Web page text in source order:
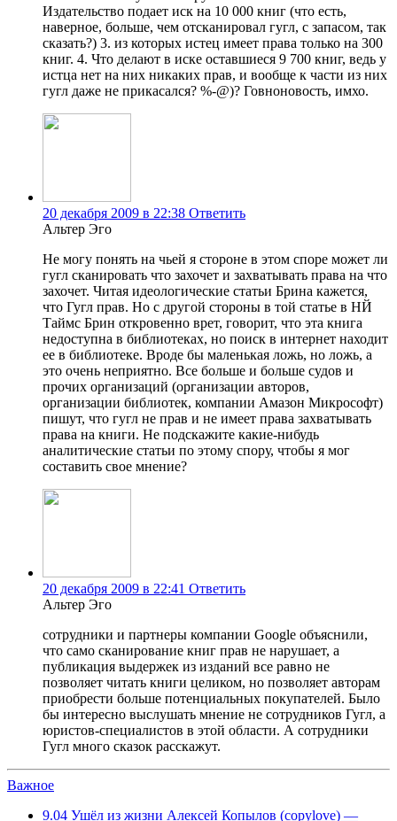
Издательство подает иск на 10 000 книг (что есть,
наверное, больше, чем отсканировал гугл, с запасом, так
сказать?) 3. из которых истец имеет права только на 300
книг. 4. Что делают в иске оставшиеся 9 700 книг, ведь у
истца нет на них никаких прав, и вообще к части из них
гугл даже не прикасался? %-@)? Говноновость, имхо.
20 декабря 2009 в 22:38 Ответить
Альтер Эго
Не могу понять на чьей я стороне в этом споре может ли
гугл сканировать что захочет и захватывать права на что
захочет. Читая идеологические статьи Брина кажется,
что Гугл прав. Но с другой стороны в той статье в НЙ
Таймс Брин откровенно врет, говорит, что эта книга
недоступна в библиотеках, но поиск в интернет находит
ее в библиотеке. Вроде бы маленькая ложь, но ложь, а
это очень неприятно. Все больше и больше судов и
прочих организаций (организации авторов,
организации библиотек, компании Амазон Микрософт)
пишут, что гугл не прав и не имеет права захватывать
права на книги. Не подскажите какие-нибудь
аналитические статьи по этому спору, чтобы я мог
составить свое мнение?
20 декабря 2009 в 22:41 Ответить
Альтер Эго
сотрудники и партнеры компании Google объяснили,
что само сканирование книг прав не нарушает, а
публикация выдержек из изданий все равно не
позволяет читать книги целиком, но позволяет авторам
приобрести больше потенциальных покупателей. Было
бы интересно выслушать мнение не сотрудников Гугл, а
юристов-специалистов в этой области. А сотрудники
Гугл много сказок расскажут.
Важное
9.04 Ушёл из жизни Алексей Копылов (copylove) —